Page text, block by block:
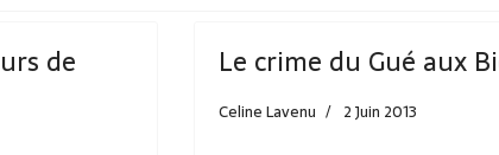
de
Le crime du Gué aux
Celine Lavenu 2 Juin 2013